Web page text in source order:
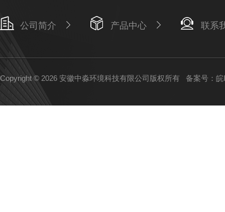
公司简介 产品中心 联系
Copyright © 2026 安徽中淼环境科技有限公司版权所有 备案号：